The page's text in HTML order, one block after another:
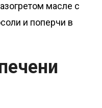
масле с
и поперчи в